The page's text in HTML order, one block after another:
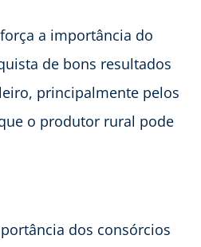
a importância do
de bons resultados
principalmente pelos
o produtor rural pode
dos consórcios